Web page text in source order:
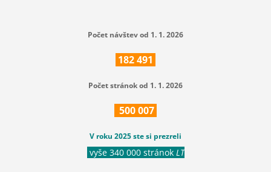
Počet návštev od 1. 1. 2026
182491
Počet stránok od 1. 1. 2026
500007
V roku 2025 ste si prezreli
vyše 340 000 stránok LT